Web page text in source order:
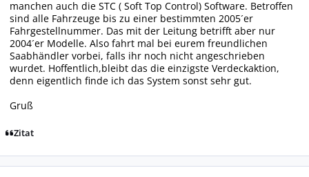
manchen auch die STC ( Soft Top Control) Software. Betroffen
sind alle Fahrzeuge bis zu einer bestimmten 2005´er
Fahrgestellnummer. Das mit der Leitung betrifft aber nur
2004´er Modelle. Also fahrt mal bei eurem freundlichen
Saabhändler vorbei, falls ihr noch nicht angeschrieben
wurdet. Hoffentlich,bleibt das die einzigste Verdeckaktion,
denn eigentlich finde ich das System sonst sehr gut.
Gruß
Zitat